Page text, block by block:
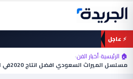
تخطي
المحتوى
⚡ عاجل
🏠 الرئيسية›أخبار الفن›